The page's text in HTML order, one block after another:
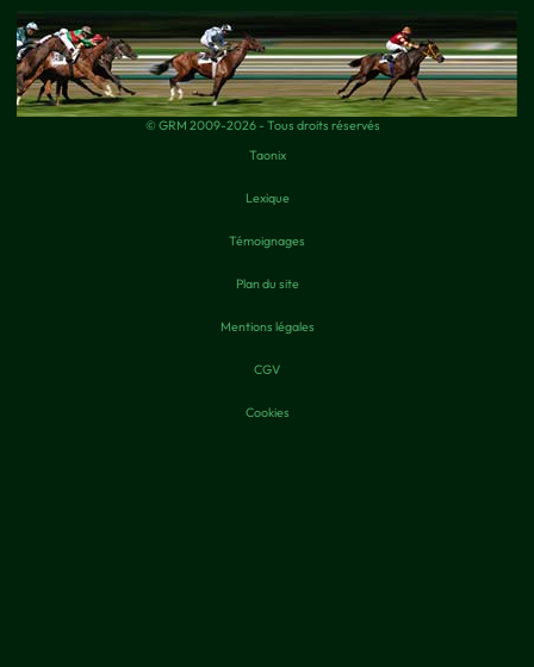
© GRM 2009-2026 - Tous droits réservés
Taonix
Lexique
Témoignages
Plan du site
Mentions légales
CGV
Cookies